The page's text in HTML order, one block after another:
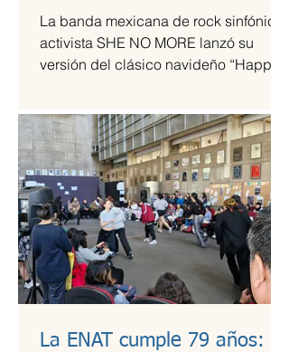
llamado a la empatía en
tiempos de guerra
La banda mexicana de rock sinfónico
activista SHE NO MORE lanzó su
versión del clásico navideño “Happy
transforma el himno pacifista en un
arreglo metal sinfónico que mantiene
su esencia esperanzadora, pero con la
potencia característica del grupo.
La ENAT cumple 79 años: